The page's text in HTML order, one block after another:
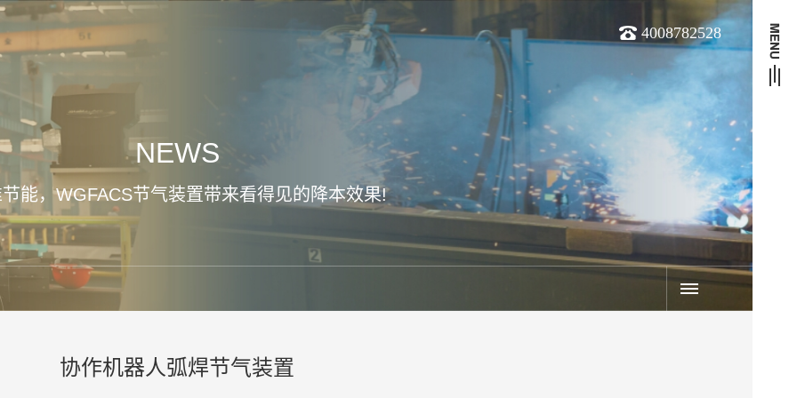
4008782528
NEWS
能，WGFACS节气装置带来看得见的降本效果!
协作机器人弧焊节气装置